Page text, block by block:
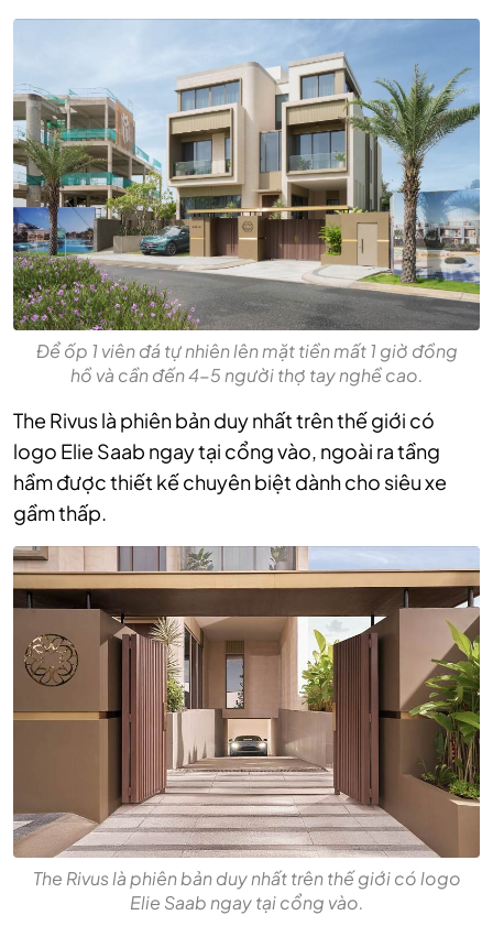
Để ốp 1 viên đá tự nhiên lên mặt tiền mất 1 giờ đồng
hồ và cần đến 4-5 người thợ tay nghề cao.
The Rivus là phiên bản duy nhất trên thế giới có
logo Elie Saab ngay tại cổng vào, ngoài ra tầng
hầm được thiết kế chuyên biệt dành cho siêu xe
gầm thấp.
The Rivus là phiên bản duy nhất trên thế giới có logo
Elie Saab ngay tại cổng vào.